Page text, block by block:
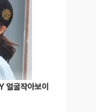
얼굴작아보이